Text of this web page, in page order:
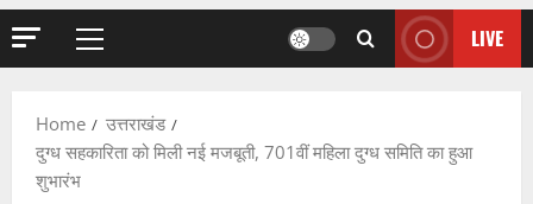
Primary
LIVE
Home
उत्तराखंड
दुग्ध सहकारिता को मिली नई मजबूती, 701वीं महिला दुग्ध समिति का हुआ
शुभारंभ